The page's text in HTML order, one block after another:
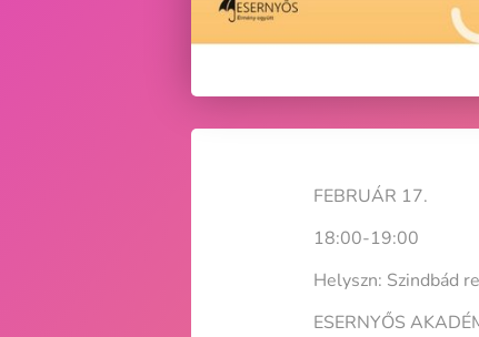
FEBRUÁR 17.
18:00-19:00
Helyszn: Szindbád
ESERNYŐS